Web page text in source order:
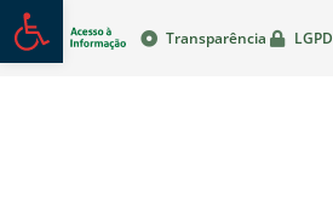
Transparência LGPD